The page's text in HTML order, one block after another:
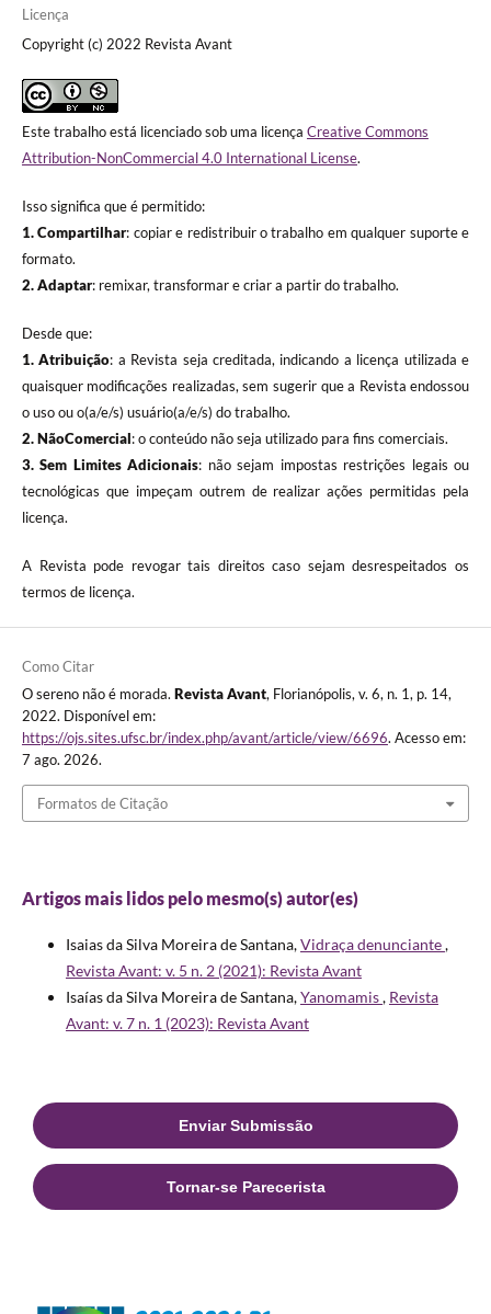
Licença
Copyright (c) 2022 Revista Avant
Este trabalho está licenciado sob uma licença Creative Commons
Attribution-NonCommercial 4.0 International License.
Isso significa que é permitido:
1. Compartilhar: copiar e redistribuir o trabalho em qualquer suporte e
formato.
2. Adaptar: remixar, transformar e criar a partir do trabalho.
Desde que:
1. Atribuição: a Revista seja creditada, indicando a licença utilizada e
quaisquer modificações realizadas, sem sugerir que a Revista endossou
o uso ou o(a/e/s) usuário(a/e/s) do trabalho.
2. NãoComercial: o conteúdo não seja utilizado para fins comerciais.
3.Sem Limites Adicionais: não sejam impostas restrições legais ou
tecnológicas que impeçam outrem de realizar ações permitidas pela
licença.
A Revista pode revogar tais direitos caso sejam desrespeitados os
termos de licença.
Como Citar
O sereno não é morada. Revista Avant, Florianópolis, v. 6, n. 1, p. 14,
2022. Disponível em:
https://ojs.sites.ufsc.br/index.php/avant/article/view/6696. Acesso em:
7 ago. 2026.
Formatos de Citação
Artigos mais lidos pelo mesmo(s) autor(es)
Isaias da Silva Moreira de Santana,Vidraça denunciante,
Revista Avant: v. 5 n. 2 (2021): Revista Avant
Isaías da Silva Moreira de Santana,Yanomamis, Revista
Avant: v. 7 n. 1 (2023): Revista Avant
Enviar Submissão
Tornar-se Parecerista